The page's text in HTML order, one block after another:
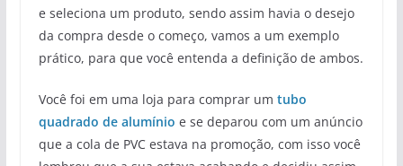
e seleciona um produto, sendo assim havia o desejo
da compra desde o começo, vamos a um exemplo
prático, para que você entenda a definição de ambos.
Você foi em uma loja para comprar um tubo
quadrado de alumínio e se deparou com um anúncio
que a cola de PVC estava na promoção, com isso você